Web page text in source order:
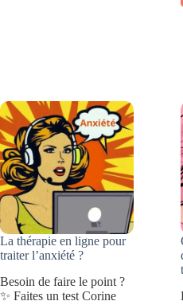
veut
du
bien
La thérapie en ligne pour
traiter l’anxiété ?
Besoin de faire le point ?
✨ Faites un test Corine